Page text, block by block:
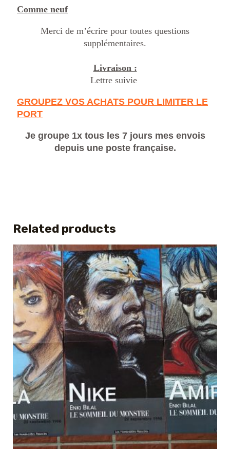
Comme neuf
Merci de m’écrire pour toutes questions
supplémentaires.
Livraison :
Lettre suivie
GROUPEZ VOS ACHATS POUR LIMITER LE
PORT
Je groupe 1x tous les 7 jours mes envois
depuis une poste française.
Related products